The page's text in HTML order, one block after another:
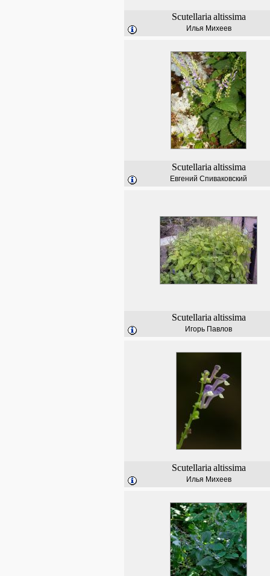
Scutellaria altissima
Илья Михеев
Scutellaria altissima
Евгений Спиваковский
Scutellaria altissima
Игорь Павлов
Scutellaria altissima
Илья Михеев